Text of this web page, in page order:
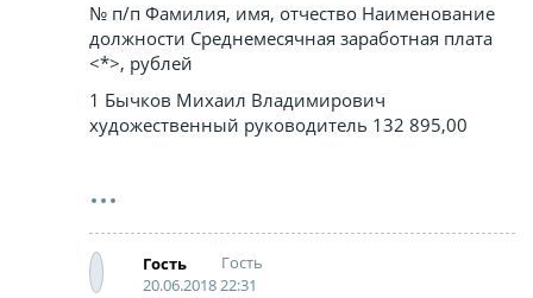
№ п/п Фамилия, имя, отчество Наименование
должности Среднемесячная заработная плата
<*>, рублей
1 Бычков Михаил Владимирович
художественный руководитель 132 895,00
Гость
Гость
20.06.2018 22:31